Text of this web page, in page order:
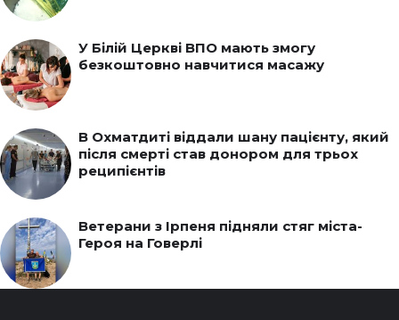
У Білій Церкві ВПО мають змогу
безкоштовно навчитися масажу
В Охматдиті віддали шану пацієнту, який
після смерті став донором для трьох
реципієнтів
Ветерани з Ірпеня підняли стяг міста-
Героя на Говерлі